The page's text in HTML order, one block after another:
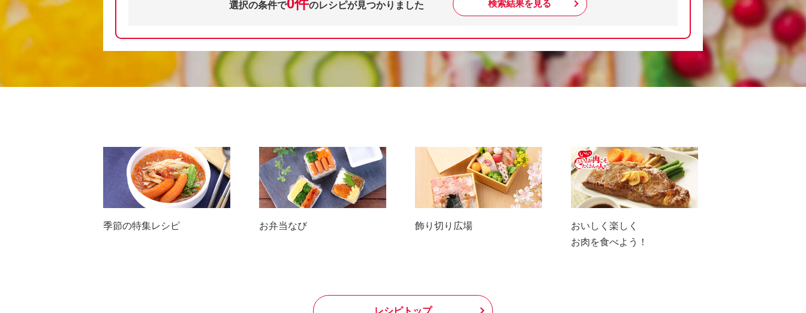
選択の条件で のレシピが見つかりました 検索結果を見る
季節の特集レシピ お弁当なび 飾り切り広場
おいしく楽しく
お肉を食べよう！
レシピトップ